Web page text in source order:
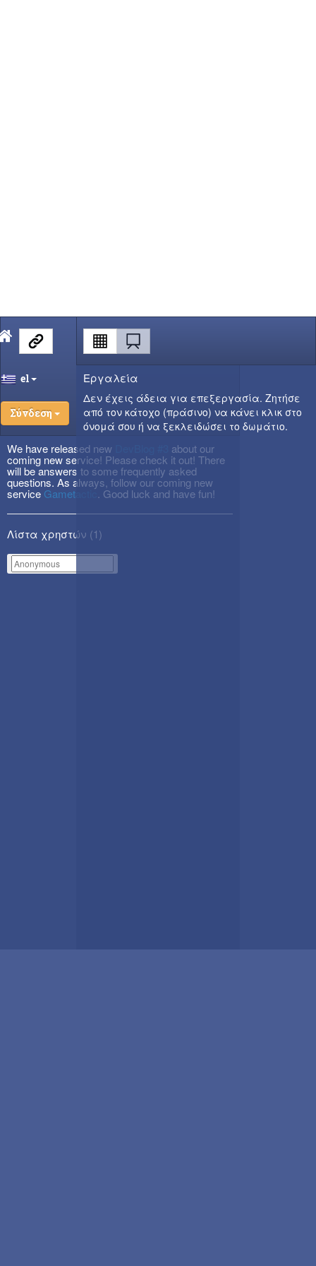
el
Σύνδεση
We have released new about our
coming new service! Please check it out! There
will be answers to some frequently asked
questions. As always, follow our coming new
service Gametactic. Good luck and have fun!
Λίστα χρηστών (1)
Εργαλεία
Δεν έχεις άδεια για επεξεργασία. Ζητήσε
από τον κάτοχο (πράσινο) να κάνει κλικ στο
όνομά σου ή να ξεκλειδώσει το δωμάτιο.